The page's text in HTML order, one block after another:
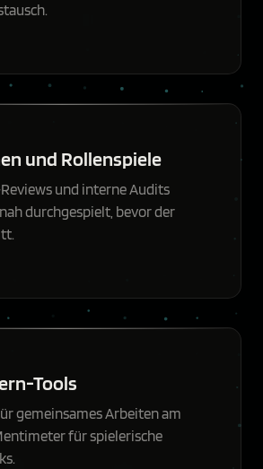
und Rollenspiele
und interne Audits
durchgespielt, bevor der
Tools
gemeinsames Arbeiten am
für spielerische